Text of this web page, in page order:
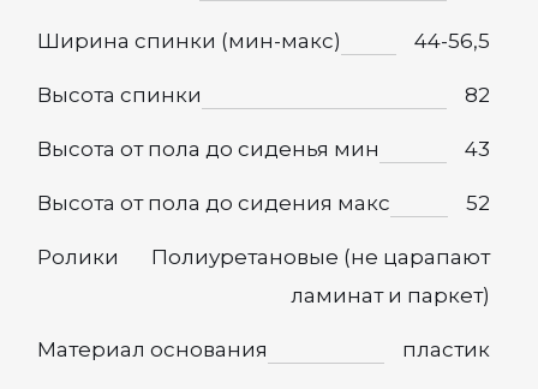
Ширина спинки (мин-макс) 44-56,5
Высота спинки 82
Высота от пола до сиденья мин 43
Высота от пола до сидения макс 52
Ролики
Полиуретановые (не царапают
ламинат и паркет)
Материал основания пластик